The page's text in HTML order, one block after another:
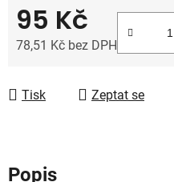
95 Kč
78,51 Kč bez DPH
Tisk Zeptat se
Popis